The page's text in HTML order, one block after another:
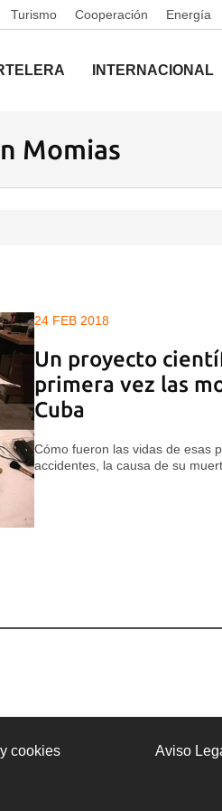
Turismo Cooperación Energía
INTERNACIONAL
Momias
24 FEB 2018
Un proyecto
primera vez las
Cuba
Cómo fueron las vidas de esas
accidentes, la causa de su
cookies Aviso